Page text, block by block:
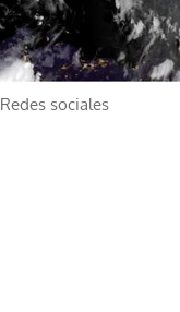
Redes sociales